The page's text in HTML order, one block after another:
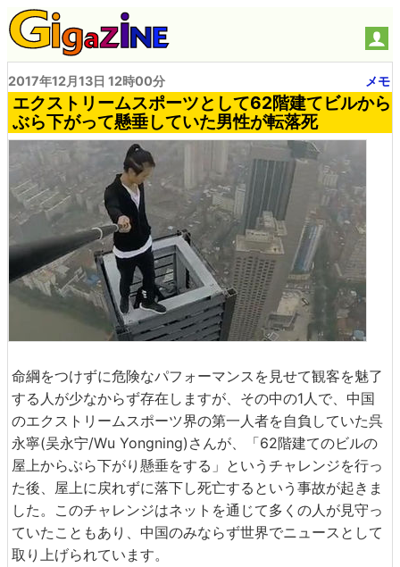
2017年12月13日 12時00分 メモ
エクストリームスポーツとして62階建てビルから
ぶら下がって懸垂していた男性が転落死
命綱をつけずに危険なパフォーマンスを見せて観客を魅了
する人が少なからず存在しますが、その中の1人で、中国
のエクストリームスポーツ界の第一人者を自負していた呉
永寧(吴永宁/Wu Yongning)さんが、「62階建てのビルの
屋上からぶら下がり懸垂をする」というチャレンジを行っ
た後、屋上に戻れずに落下し死亡するという事故が起きま
した。このチャレンジはネットを通じて多くの人が見守っ
ていたこともあり、中国のみならず世界でニュースとして
取り上げられています。